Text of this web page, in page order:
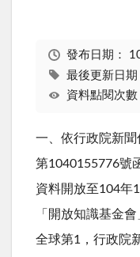
發布日期：
最後更新日
資料點閱次
一、依行政院新
第1040155776號
資料開放至104年
「開放知識基金
全球第1，行政院